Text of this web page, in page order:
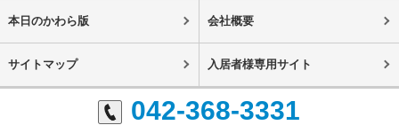
本日のかわら版 会社概要
サイトマップ 入居者様専用サイト
042-368-3331